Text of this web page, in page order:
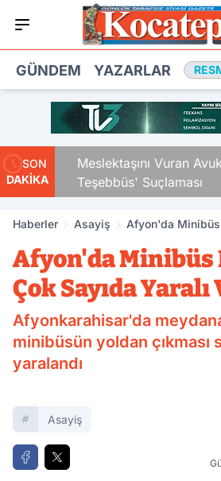
GÜNDEM YAZARLAR
SON
DAKİKA
Meslektaşını Vuran
Teşebbüs' Suçlaması
Haberler Asayiş
Afyon'da Minibüs
Afyon'da Minibüs
Çok Sayıda Yaralı
Afyonkarahisar'da
minibüsün yoldan çıkması
yaralandı
Asayiş